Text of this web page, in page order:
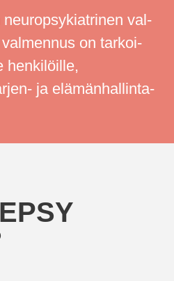
neu­rop­sy­kiat­rinen val­
val­mennus on tar­koi­
hen­ki­löille,
ja elä­män­hal­lin­ta­